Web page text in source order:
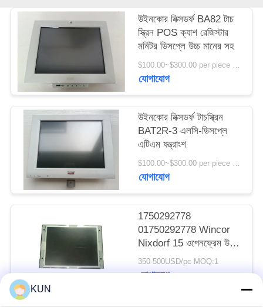
PRIVACY
POLICY
উইনকোর নিক্সডর্ফ BA82 টাচ
স্ক্রিন POS ক্যাশ রেজিস্টার
মনিটর ডিসপ্লে উচ্চ মানের সহ
$100.00~$300.00 per piece MOQ:1
যোগাযোগ
উইনকোর নিক্সডর্ফ টাচস্ক্রিন
BAT2R-3 এলসি-ডিসপ্লে
এটিএম যন্ত্রাংশ
$100.00~$300.00 per piece MOQ:1
যোগাযোগ
1750292778
01750292778 Wincor
Nixdorf 15 ওপেনফ্রেম উচ্চ
উজ্জ্বল LCD ডিসপ্লে ATM
মেশিনের যন্ত্রাংশ
350-500USD/pc MOQ:1
যোগাযোগ
KUN